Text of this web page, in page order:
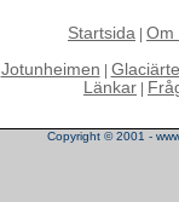
Startsida Om
Jotunheimen
Länkar
Copyright © 2001 -